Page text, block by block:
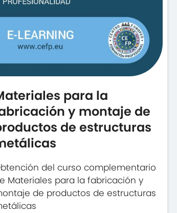
para la
y montaje de
de estructuras
del curso complementario
Materiales para la fabricación y
de productos de estructuras